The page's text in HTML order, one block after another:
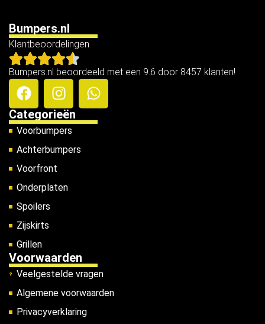
Bumpers.nl
Klantbeoordelingen
Bumpers.nl beoordeeld met een 9.6 door 8457 klanten!
Categorieën
Voorbumpers
Achterbumpers
Voorfront
Onderplaten
Spoilers
Zijskirts
Grillen
Voorwaarden
Veelgestelde vragen
Algemene voorwaarden
Privacyverklaring